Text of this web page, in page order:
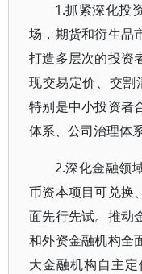
1.抓紧深化投
场，期货和衍生品
打造多层次的投资
现交易定价、交
特别是中小投资者
体系、公司治理体
2.深化金融领
币资本项目可兑换
面先行先试。推动
和外资金融机构全
大金融机构自主